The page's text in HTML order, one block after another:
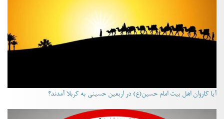
آیا کاروان اهل بیت امام حسین(ع) در اربعین حسینی به کربلا آمدند؟